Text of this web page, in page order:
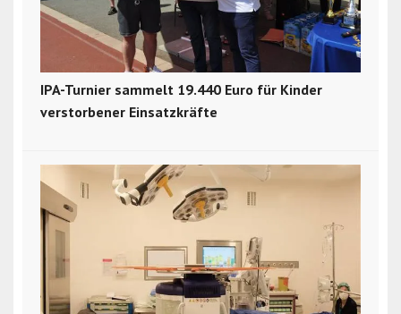
IPA-Turnier sammelt 19.440 Euro für Kinder
verstorbener Einsatzkräfte